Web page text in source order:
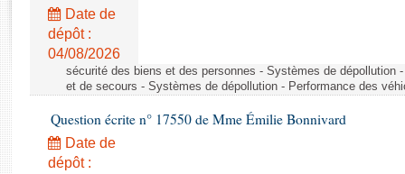
Rapports législatifs
Rapports sur l'application des lois
Baromètre de l’application des lois
Dossiers législatifs
Budget et sécurité sociale
Questions écrites et orales
Date de
dépôt :
04/08/2026
sécurité des biens et des personnes - Systèmes de dépollution
et de secours - Systèmes de dépollution - Performance des
Question écrite n° 17550 de Mme Émilie Bonnivard
Date de
dépôt :